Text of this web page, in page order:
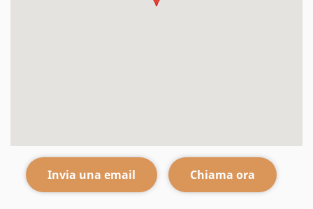
Invia una email Chiama ora